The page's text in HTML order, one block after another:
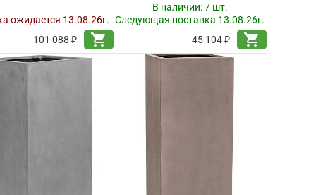
ожидается 13.08.26г.
101 088 ₽
shopping_cart
В наличии:7 шт.
Следующая поставка 13.08.26г.
45 104 ₽
shopping_cart